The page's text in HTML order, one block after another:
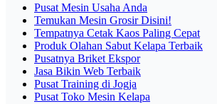
Pusat Mesin Usaha Anda
Temukan Mesin Grosir Disini!
Tempatnya Cetak Kaos Paling Cepat
Produk Olahan Sabut Kelapa Terbaik
Pusatnya Briket Ekspor
Jasa Bikin Web Terbaik
Pusat Training di Jogja
Pusat Toko Mesin Kelapa